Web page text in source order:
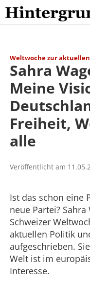
Skip
to
content
Weltwoche zur
Sahra
Meine
Freiheit,
alle
Veröffentlicht am
Ist das schon eine
neue Partei?
Schweizer
aktuellen Politik
aufgeschrieben.
Welt ist im
Interesse.